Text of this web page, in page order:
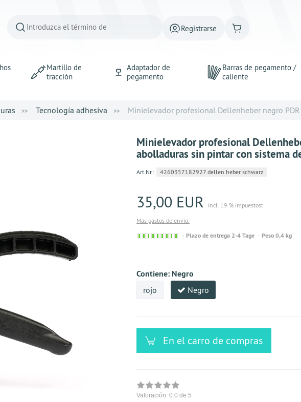
Registrarse
Martillo de
tracción
Adaptador de
pegamento
Barras de pegamento /
caliente
Tecnología adhesiva Minielevador profesional Dellenheber negro PDR
Minielevador profesional
abolladuras sin pintar con sistema
Art.Nr.: 4260357182927 dellen heber schwarz
35,00 EUR
incl. 19 % impuestost
Más gastos de envío.
Sofort
Plazo de entrega 2-4 Tage Peso 0,4 kg
Contiene: Negro
rojo Negro
En el carro de compras
Valoración: 0.0 de 5